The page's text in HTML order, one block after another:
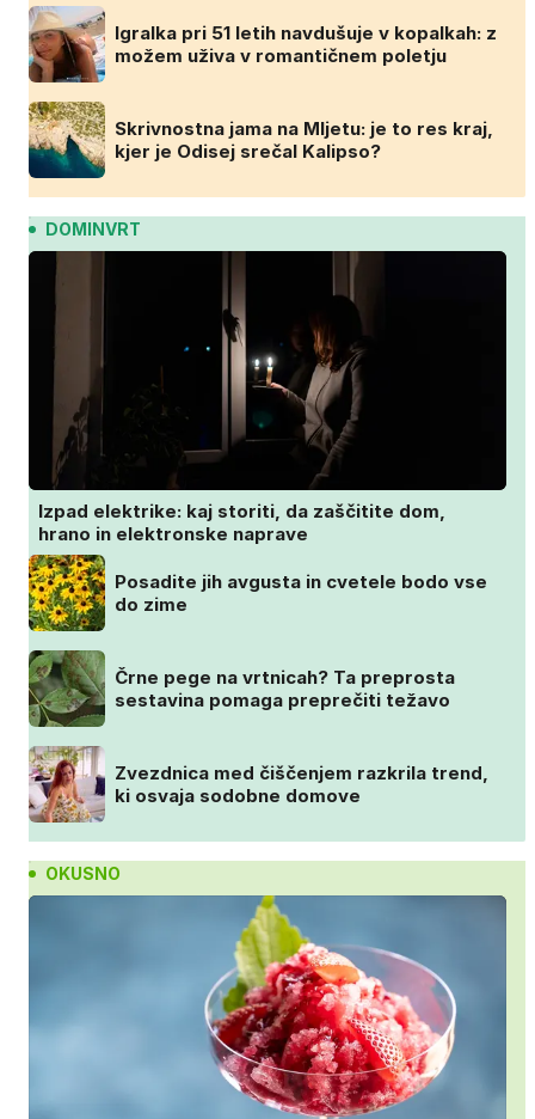
Igralka pri 51 letih navdušuje v kopalkah: z
možem uživa v romantičnem poletju
Skrivnostna jama na Mljetu: je to res kraj,
kjer je Odisej srečal Kalipso?
DOMINVRT
Izpad elektrike: kaj storiti, da zaščitite dom,
hrano in elektronske naprave
Posadite jih avgusta in cvetele bodo vse
do zime
Črne pege na vrtnicah? Ta preprosta
sestavina pomaga preprečiti težavo
Zvezdnica med čiščenjem razkrila trend,
ki osvaja sodobne domove
OKUSNO